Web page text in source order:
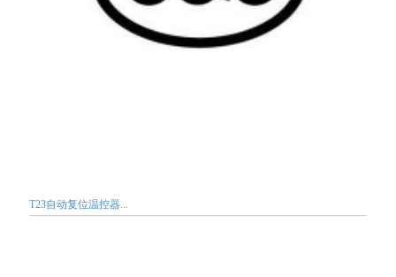
T23自动复位温控器...